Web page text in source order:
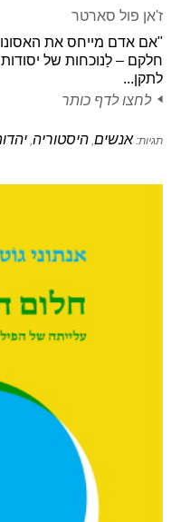
ז'אן פול סארטר
"אם אדם מייחס את
חלקם – לַנוכחות של
לתקן...
לחצו לדף כותר
תגיות: אנשים, היסטוריה,